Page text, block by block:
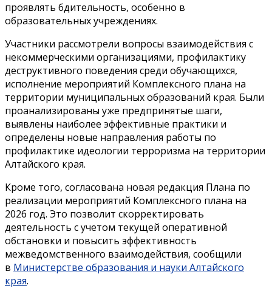
проявлять бдительность, особенно в
образовательных учреждениях.
Участники рассмотрели вопросы взаимодействия с
некоммерческими организациями, профилактику
деструктивного поведения среди обучающихся,
исполнение мероприятий Комплексного плана на
территории муниципальных образований края. Были
проанализированы уже предпринятые шаги,
выявлены наиболее эффективные практики и
определены новые направления работы по
профилактике идеологии терроризма на территории
Алтайского края.
Кроме того, согласована новая редакция Плана по
реализации мероприятий Комплексного плана на
2026 год. Это позволит скорректировать
деятельность с учетом текущей оперативной
обстановки и повысить эффективность
межведомственного взаимодействия, сообщили
в Министерстве образования и науки Алтайского
края.